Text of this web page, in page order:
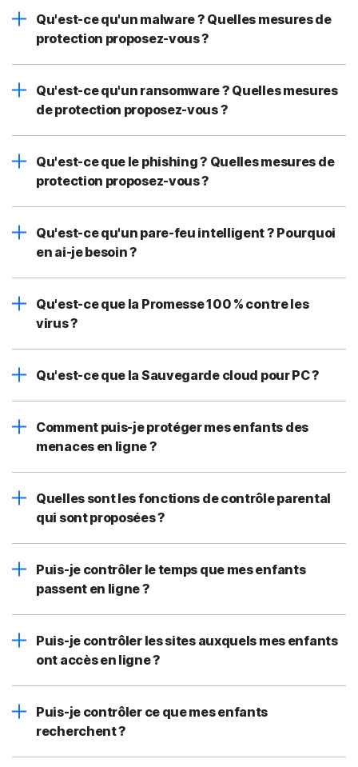
Qu'est-ce qu'un malware ? Quelles mesures de
protection proposez-vous ?
Qu'est-ce qu'un ransomware ? Quelles mesures
de protection proposez-vous ?
Qu'est-ce que le phishing ? Quelles mesures de
protection proposez-vous ?
Qu'est-ce qu'un pare-feu intelligent ? Pourquoi
en ai-je besoin ?
Qu'est-ce que la Promesse 100 % contre les
virus ?
Qu'est-ce que la Sauvegarde cloud pour PC ?
Comment puis-je protéger mes enfants des
menaces en ligne ?
Quelles sont les fonctions de contrôle parental
qui sont proposées ?
Puis-je contrôler le temps que mes enfants
passent en ligne ?
Puis-je contrôler les sites auxquels mes enfants
ont accès en ligne ?
Puis-je contrôler ce que mes enfants
recherchent ?